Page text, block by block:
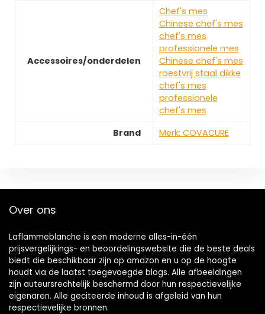
Accessoires/onderdelen
‎Chef's mes
Chinese chef's mes
chef's mes
professionele mes
Chinese chef's mes
roestvrij staal dikke
chef's mes
professionele
chef's mes
Brand
Merk: COVACURE
Over ons
Laflammeblanche is een moderne alles-in-één
prijsvergelijkings- en beoordelingswebsite die de beste deals
biedt die beschikbaar zijn op amazon en u op de hoogte
houdt via de laatst toegevoegde blogs. Alle afbeeldingen
zijn auteursrechtelijk beschermd door hun respectievelijke
eigenaren. Alle geciteerde inhoud is afgeleid van hun
respectievelijke bronnen.